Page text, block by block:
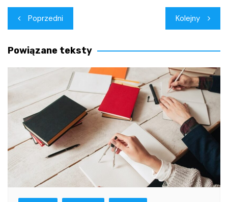
Nawigacja
wpisu
Poprzedni Kolejny
Powiązane teksty